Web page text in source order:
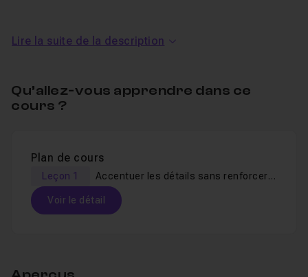
Au programme de ce tuto
sans renforcer le bruit"
Connaissance des couches et de leurs impacts à
l'image,
Sélection des couches,
Lire la suite de la description
Qu’allez-vous apprendre dans ce
cours ?
Plan de cours
Leçon 1 Accentuer les détails sans renforcer le bruit
Voir le détail